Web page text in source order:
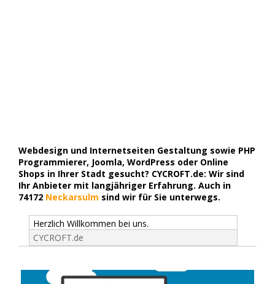
Webdesign und Internetseiten Gestaltung sowie PHP
Programmierer, Joomla, WordPress oder Online
Shops in Ihrer Stadt gesucht? CYCROFT.de: Wir sind
Ihr Anbieter mit langjähriger Erfahrung. Auch in
74172 Neckarsulm sind wir für Sie unterwegs.
Herzlich Willkommen bei uns.
CYCROFT.de